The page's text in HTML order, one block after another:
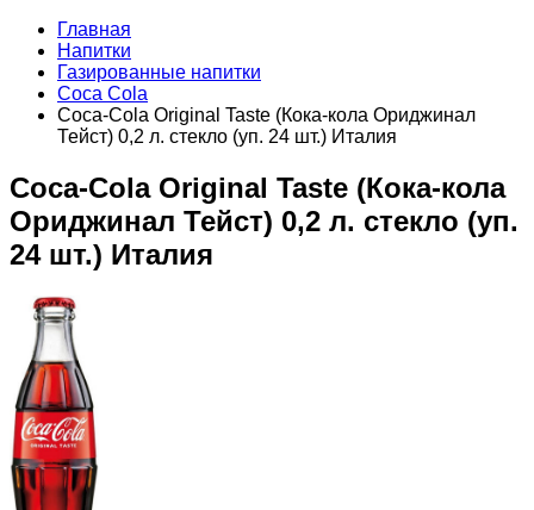
Главная
Напитки
Газированные напитки
Coca Cola
Coca-Cola Original Taste (Кока-кола Ориджинал
Тейст) 0,2 л. стекло (уп. 24 шт.) Италия
Coca-Cola Original Taste (Кока-кола
Ориджинал Тейст) 0,2 л. стекло (уп.
24 шт.) Италия